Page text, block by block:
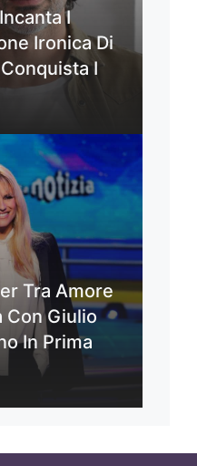
I
Ironica Di
I
Tra Amore
Con Giulio
In Prima